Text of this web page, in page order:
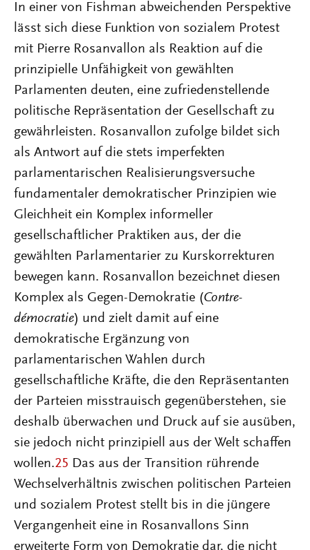
In einer von Fishman abweichenden Perspektive
lässt sich diese Funktion von sozialem Protest
mit Pierre Rosanvallon als Reaktion auf die
prinzipielle Unfähigkeit von gewählten
Parlamenten deuten, eine zufriedenstellende
politische Repräsentation der Gesellschaft zu
gewährleisten. Rosanvallon zufolge bildet sich
als Antwort auf die stets imperfekten
parlamentarischen Realisierungsversuche
fundamentaler demokratischer Prinzipien wie
Gleichheit ein Komplex informeller
gesellschaftlicher Praktiken aus, der die
gewählten Parlamentarier zu Kurskorrekturen
bewegen kann. Rosanvallon bezeichnet diesen
Komplex als Gegen-Demokratie (Contre-
démocratie) und zielt damit auf eine
demokratische Ergänzung von
parlamentarischen Wahlen durch
gesellschaftliche Kräfte, die den Repräsentanten
der Parteien misstrauisch gegenüberstehen, sie
deshalb überwachen und Druck auf sie ausüben,
sie jedoch nicht prinzipiell aus der Welt schaffen
wollen.25 Das aus der Transition rührende
Wechselverhältnis zwischen politischen Parteien
und sozialem Protest stellt bis in die jüngere
Vergangenheit eine in Rosanvallons Sinn
erweiterte Form von Demokratie dar, die nicht